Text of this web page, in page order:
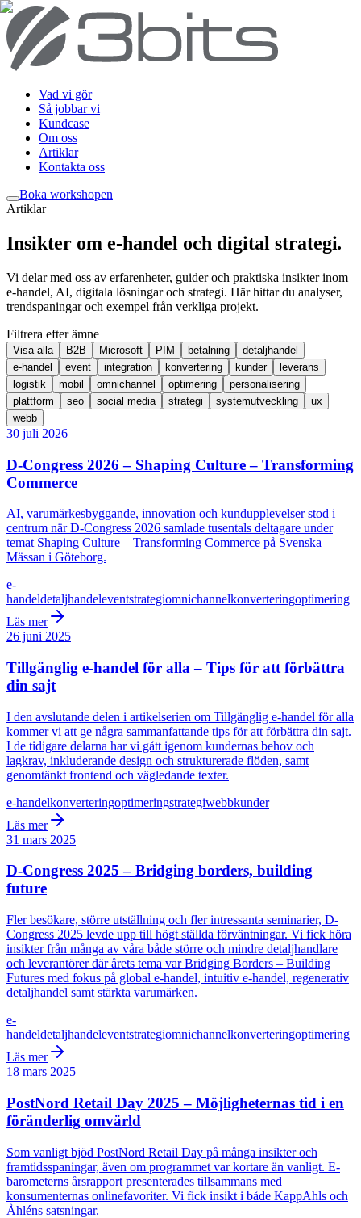
Vad vi gör
Så jobbar vi
Kundcase
Om oss
Artiklar
Kontakta oss
Boka workshopen
Artiklar
Insikter om e-handel och digital strategi.
Vi delar med oss av erfarenheter, guider och praktiska insikter inom
e-handel, AI, digitala lösningar och strategi. Här hittar du analyser,
trendspaningar och exempel från verkliga projekt.
Filtrera efter ämne
Visa alla B2B Microsoft PIM betalning
detaljhandel
e-handel
event integration konvertering kunder
leverans
logistik
mobil omnichannel optimering
personalisering
plattform
seo social media strategi systemutveckling
ux
webb
30 juli 2026
D-Congress 2026 – Shaping Culture – Transforming
Commerce
AI, varumärkesbyggande, innovation och kundupplevelser stod i
centrum när D-Congress 2026 samlade tusentals deltagare under
temat Shaping Culture – Transforming Commerce på Svenska
Mässan i Göteborg.
e-
handeldetaljhandeleventstrategiomnichannelkonverteringoptimering
Läs mer
26 juni 2025
Tillgänglig e-handel för alla – Tips för att förbättra
din sajt
I den avslutande delen i artikelserien om Tillgänglig e-handel för alla
kommer vi att ge några sammanfattande tips för att förbättra din sajt.
I de tidigare delarna har vi gått igenom kundernas behov och
lagkrav, inkluderande design och strukturerade flöden, samt
genomtänkt frontend och vägledande texter.
e-handelkonverteringoptimeringstrategiwebbkunder
Läs mer
31 mars 2025
D-Congress 2025 – Bridging borders, building
future
Fler besökare, större utställning och fler intressanta seminarier, D-
Congress 2025 levde upp till högt ställda förväntningar. Vi fick höra
insikter från många av våra både större och mindre detaljhandlare
och leverantörer där årets tema var Bridging Borders – Building
Futures med fokus på global e-handel, intuitiv e-handel, regenerativ
detaljhandel samt stärkta varumärken.
e-
handeldetaljhandeleventstrategiomnichannelkonverteringoptimering
Läs mer
18 mars 2025
PostNord Retail Day 2025 – Möjligheternas tid i en
föränderlig omvärld
Som vanligt bjöd PostNord Retail Day på många insikter och
framtidsspaningar, även om programmet var kortare än vanligt. E-
barometerns årsrapport presenterades tillsammans med
konsumenternas onlinefavoriter. Vi fick insikt i både KappAhls och
Åhléns satsningar.